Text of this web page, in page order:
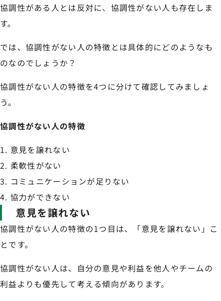
協調性がある人とは反対に、協調性がない人も存在しま
す。
では、協調性がない人の特徴とは具体的にどのようなも
のなのでしょうか？
協調性がない人の特徴を4つに分けて確認してみましょ
う。
協調性がない人の特徴
意見を譲れない
柔軟性がない
コミュニケーションが足りない
協力ができない
意見を譲れない
協調性がない人の特徴の1つ目は、「意見を譲れない」こ
とです。
協調性がない人は、自分の意見や利益を他人やチームの
利益よりも優先して考える傾向があります。